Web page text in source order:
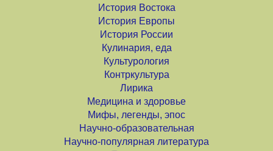
История Востока
История Европы
История России
Кулинария, еда
Культурология
Контркультура
Лирика
Медицина и здоровье
Мифы, легенды, эпос
Научно-образовательная
Научно-популярная литература